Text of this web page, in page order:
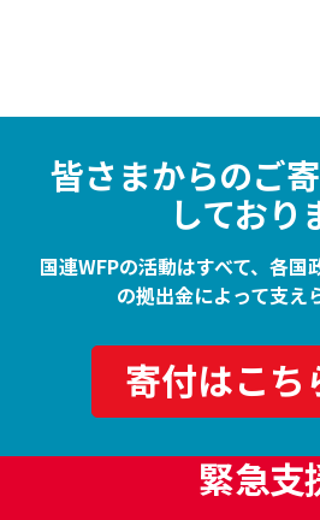
皆さまからのご
しており
国連WFPの活動はすべて、各国
の拠出金によって支え
寄付はこち
緊急支